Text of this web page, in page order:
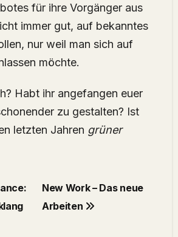
für ihre Vorgänger aus
immer gut, auf bekanntes
nur weil man sich auf
möchte.
Habt ihr angefangen euer
zu gestalten? Ist
letzten Jahren grüner
New Work – Das neue
Arbeiten